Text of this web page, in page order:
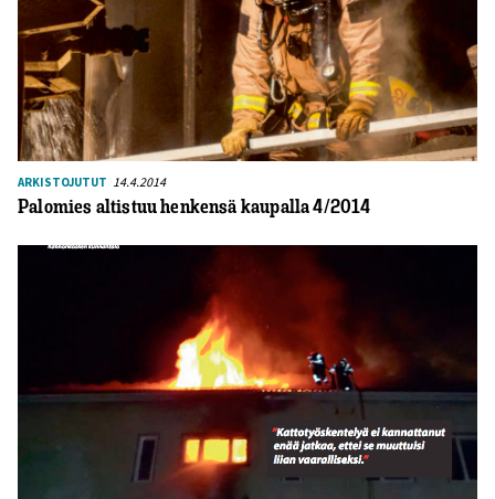
ARKISTOJUTUT 14.4.2014
Palomies altistuu henkensä kaupalla 4/2014